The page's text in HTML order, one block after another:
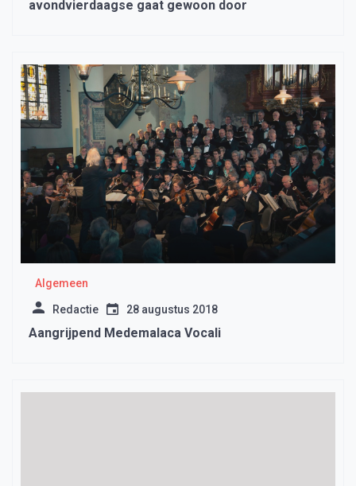
avondvierdaagse gaat gewoon door
Algemeen
Redactie 28 augustus 2018
Aangrijpend Medemalaca Vocali